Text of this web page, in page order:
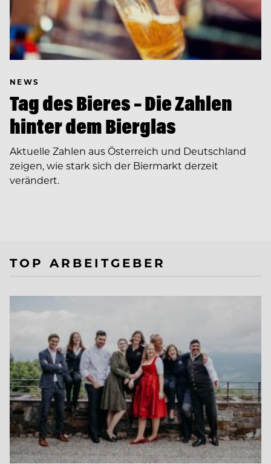
NEWS
Tag des Bieres – Die Zahlen
hinter dem Bierglas
Aktuelle Zahlen aus Österreich und Deutschland
zeigen, wie stark sich der Biermarkt derzeit
verändert.
TOP ARBEITGEBER